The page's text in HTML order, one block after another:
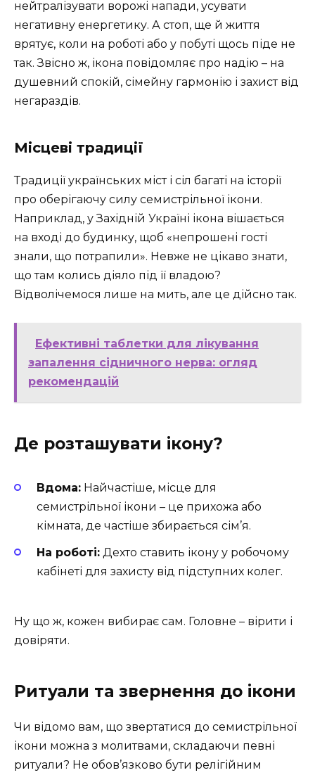
нейтралізувати ворожі напади, усувати
негативну енергетику. А стоп, ще й життя
врятує, коли на роботі або у побуті щось піде не
так. Звісно ж, ікона повідомляє про надію – на
душевний спокій, сімейну гармонію і захист від
негараздів.
Місцеві традиції
Традиції українських міст і сіл багаті на історії
про оберігаючу силу семистрільної ікони.
Наприклад, у Західній Україні ікона вішається
на вході до будинку, щоб «непрошені гості
знали, що потрапили». Невже не цікаво знати,
що там колись діяло під її владою?
Відволічемося лише на мить, але це дійсно так.
Ефективні таблетки для лікування
запалення сідничного нерва: огляд
рекомендацій
Де розташувати ікону?
Вдома: Найчастіше, місце для
семистрільної ікони – це прихожа або
кімната, де частіше збирається сім’я.
На роботі: Дехто ставить ікону у робочому
кабінеті для захисту від підступних колег.
Ну що ж, кожен вибирає сам. Головне – вірити і
довіряти.
Ритуали та звернення до ікони
Чи відомо вам, що звертатися до семистрільної
ікони можна з молитвами, складаючи певні
ритуали? Не обов’язково бути релігійним